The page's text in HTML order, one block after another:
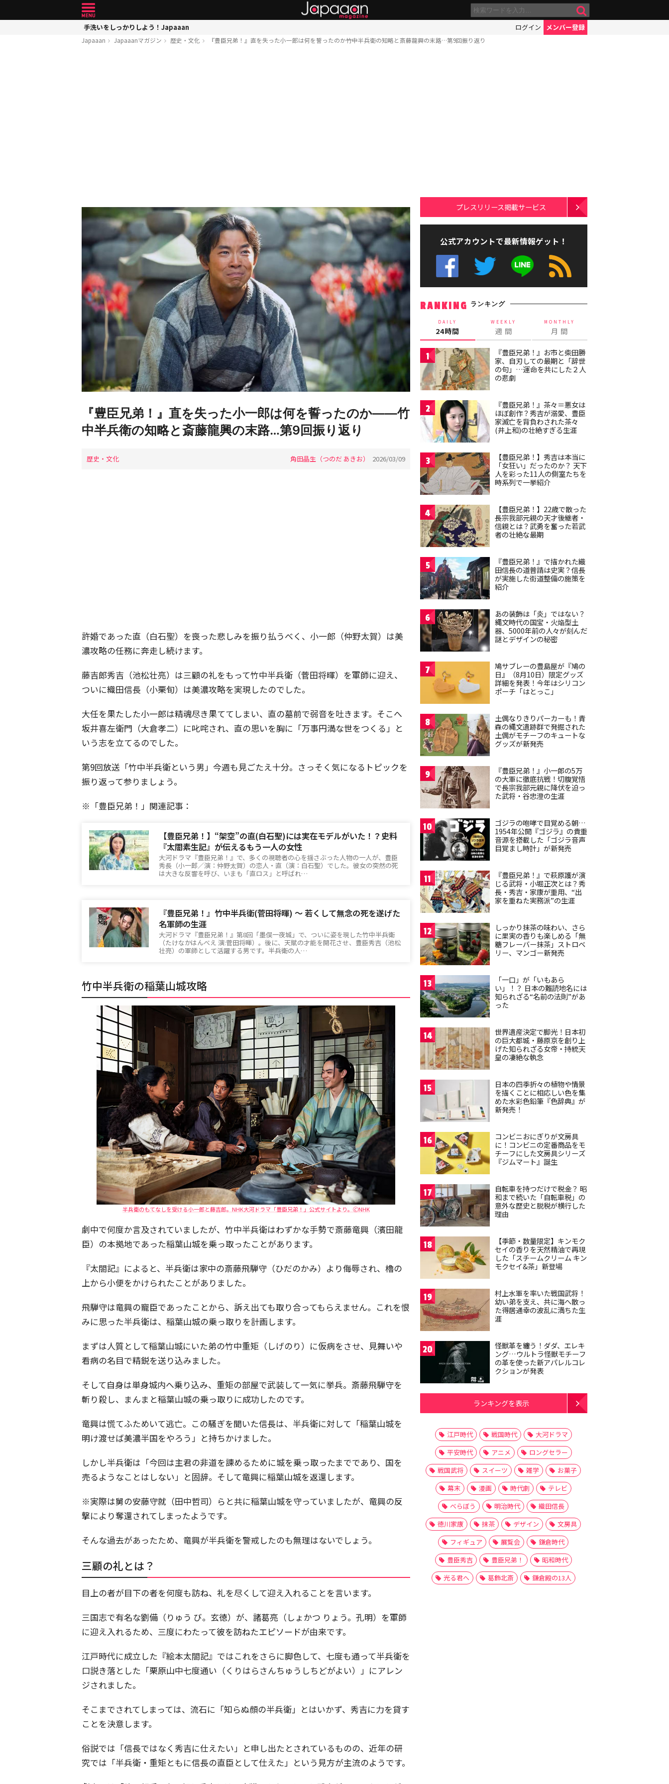
手洗いをしっかりしよう！Japaaan ログイン メンバー登録
Japaaan Japaaanマガジン 歴史・文化 『豊臣兄弟！』直を失った小一郎は何を誓ったのか――竹中半兵衛の知略と斎藤龍興の末路…第9回振り返り
『豊臣兄弟！』直を失った小一郎は何を誓ったのか――竹
中半兵衛の知略と斎藤龍興の末路…第9回振り返り
歴史・文化 角田晶生（つのだ あきお） 2026/03/09
許婚であった直（白石聖）を喪った悲しみを振り払うべく、小一郎（仲野太賀）は美
濃攻略の任務に奔走し続けます。
藤吉郎秀吉（池松壮亮）は三顧の礼をもって竹中半兵衛（菅田将暉）を軍師に迎え、
ついに織田信長（小栗旬）は美濃攻略を実現したのでした。
大任を果たした小一郎は精魂尽き果ててしまい、直の墓前で弱音を吐きます。そこへ
坂井喜左衛門（大倉孝二）に叱咤され、直の思いを胸に「万事円満な世をつくる」と
いう志を立てるのでした。
第9回放送「竹中半兵衛という男」今週も見ごたえ十分。さっそく気になるトピックを
振り返って参りましょう。
※「豊臣兄弟！」関連記事：
【豊臣兄弟！】“架空”の直(白石聖)には実在モデルがいた！？史料
『太閤素生記』が伝えるもう一人の女性
大河ドラマ『豊臣兄弟！』で、多くの視聴者の心を揺さぶった人物の一人が、豊臣
秀長（小一郎／演：仲野太賀）の恋人・直（演：白石聖）でした。彼女の突然の死
は大きな反響を呼び、いまも「直ロス」と呼ばれ…
『豊臣兄弟！』竹中半兵衛(菅田将暉) 〜 若くして無念の死を遂げた
名軍師の生涯
大河ドラマ『豊臣兄弟！』第8回「墨俣一夜城」で、ついに姿を現した竹中半兵衛
（たけなかはんべえ 演:菅田将暉）。後に、天賦の才能を開花させ、豊臣秀吉（池松
壮亮）の軍師として活躍する男です。半兵衛の人…
竹中半兵衛の稲葉山城攻略
半兵衛のもてなしを受ける小一郎と藤吉郎。NHK大河ドラマ「豊臣兄弟！」公式サイトより。🄫NHK
劇中で何度か言及されていましたが、竹中半兵衛はわずかな手勢で斎藤竜興（濱田龍
臣）の本拠地であった稲葉山城を乗っ取ったことがあります。
『太閤記』によると、半兵衛は家中の斎藤飛騨守（ひだのかみ）より侮辱され、櫓の
上から小便をかけられたことがありました。
飛騨守は竜興の寵臣であったことから、訴え出ても取り合ってもらえません。これを恨
みに思った半兵衛は、稲葉山城の乗っ取りを計画します。
まずは人質として稲葉山城にいた弟の竹中重矩（しげのり）に仮病をさせ、見舞いや
看病の名目で精鋭を送り込みました。
そして自身は単身城内へ乗り込み、重矩の部屋で武装して一気に挙兵。斎藤飛騨守を
斬り殺し、まんまと稲葉山城の乗っ取りに成功したのです。
竜興は慌てふためいて逃亡。この騒ぎを聞いた信長は、半兵衛に対して「稲葉山城を
明け渡せば美濃半国をやろう」と持ちかけました。
しかし半兵衛は「今回は主君の非道を諫めるために城を乗っ取ったまでであり、国を
売るようなことはしない」と固辞。そして竜興に稲葉山城を返還します。
※実際は舅の安藤守就（田中哲司）らと共に稲葉山城を守っていましたが、竜興の反
撃により奪還されてしまったようです。
そんな過去があったため、竜興が半兵衛を警戒したのも無理はないでしょう。
三顧の礼とは？
目上の者が目下の者を何度も訪ね、礼を尽くして迎え入れることを言います。
三国志で有名な劉備（りゅう び。玄徳）が、諸葛亮（しょかつ りょう。孔明）を軍師
に迎え入れるため、三度にわたって彼を訪ねたエピソードが由来です。
江戸時代に成立した『絵本太閤記』ではこれをさらに脚色して、七度も通って半兵衛を
口説き落とした「栗原山中七度通い（くりはらさんちゅうしちどがよい）」にアレン
ジされました。
そこまでされてしまっては、流石に「知らぬ顔の半兵衛」とはいかず、秀吉に力を貸す
ことを決意します。
俗説では「信長ではなく秀吉に仕えたい」と申し出たとされているものの、近年の研
究では「半兵衛・重矩ともに信長の直臣として仕えた」という見方が主流のようです。
プレスリリース掲載サービス
公式アカウントで最新情報ゲット！
RANKING ランキング
DAILY
24時間
WEEKLY
週 間
MONTHLY
月 間
1
『豊臣兄弟！』お市と柴田勝
家、自刃しての最期と「辞世
の句」…運命を共にした２人
の悲劇
2
『豊臣兄弟！』茶々＝悪女は
ほぼ創作？秀吉が溺愛、豊臣
家滅亡を背負わされた茶々
(井上和)の壮絶すぎる生涯
3
【豊臣兄弟！】秀吉は本当に
「女狂い」だったのか？ 天下
人を彩った11人の側室たちを
時系列で一挙紹介
4
【豊臣兄弟！】22歳で散った
長宗我部元親の天才後継者・
信親とは？武勇を奮った若武
者の壮絶な最期
5
『豊臣兄弟！』で描かれた織
田信長の道普請は史実？信長
が実施した街道整備の施策を
紹介
6
あの装飾は「炎」ではない？
縄文時代の国宝・火焔型土
器、5000年前の人々が刻んだ
謎とデザインの秘密
7
鳩サブレーの豊島屋が『鳩の
日』（8月10日）限定グッズ
詳細を発表！今年はシリコン
ポーチ「はとっこ」
8
土偶なりきりパーカーも！青
森の縄文遺跡群で発掘された
土偶がモチーフのキュートな
グッズが新発売
9
『豊臣兄弟！』小一郎の5万
の大軍に徹底抗戦！切腹覚悟
で長宗我部元親に降伏を迫っ
た武将・谷忠澄の生涯
10
ゴジラの咆哮で目覚める朝…
1954年公開『ゴジラ』の貴重
音源を搭載した「ゴジラ音声
目覚まし時計」が新発売
11
『豊臣兄弟！』で萩原護が演
じる武将・小堀正次とは？秀
長・秀吉・家康が重用、“出
家を重ねた実務派”の生涯
12
しっかり抹茶の味わい、さら
に果実の香りも楽しめる「無
糖フレーバー抹茶」ストロベ
リー、マンゴー新発売
13
「一口」が「いもあら
い」！？ 日本の難読地名には
知られざる“名前の法則”があ
った
14
世界遺産決定で脚光！日本初
の巨大都城・藤原京を創り上
げた知られざる女帝・持統天
皇の凄絶な執念
15
日本の四季折々の植物や情景
を描くことに相応しい色を集
めた水彩色鉛筆『色辞典』が
新発売！
16
コンビニおにぎりが文房具
に！コンビニの定番商品をモ
チーフにした文房具シリーズ
『ジムマート』誕生
17
自転車を持つだけで税金？ 昭
和まで続いた「自転車税」の
意外な歴史と脱税が横行した
理由
18
【季節・数量限定】キンモク
セイの香りを天然精油で再現
した「スチームクリーム キン
モクセイ&茶」新登場
19
村上水軍を率いた戦国武将！
幼い弟を支え、共に海へ散っ
た得居通幸の波乱に満ちた生
涯
20
怪獣革を纏う！ダダ、エレキ
ング…ウルトラ怪獣モチーフ
の革を使った新アパレルコレ
クションが発表
ランキングを表示
江戸時代 戦国時代
大河ドラマ
平安時代
アニメ
ロングセラー
戦国武将
スイーツ 雑学
お菓子
幕末
漫画 時代劇
テレビ
べらぼう
明治時代
織田信長
徳川家康
抹茶 デザイン
文房具
フィギュア
展覧会
鎌倉時代
豊臣秀吉
豊臣兄弟！
昭和時代
光る君へ
葛飾北斎 鎌倉殿の13人